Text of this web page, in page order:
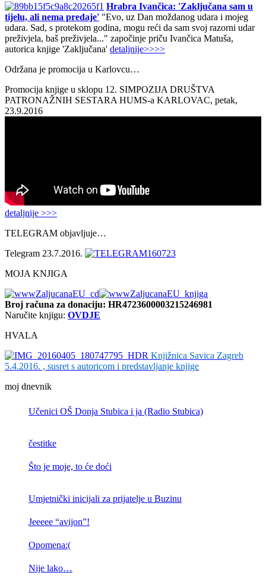
Hrabra Ivančica: 'Zaključana sam u
tijelu, ali nema predaje' "Evo, uz Dan moždanog udara i mojeg
udara. Sad, s protekom godina, mogu reći da sam svoj razorni udar
preživjela, baš preživjela..." započinje priču Ivančica Matuša,
autorica knjige 'Zaključana' detaljnije>>>>
Održana je promocija u Karlovcu…
Promocija knjige u sklopu 12. SIMPOZIJA DRUŠTVA
PATRONAŽNIH SESTARA HUMS-a KARLOVAC, petak,
23.9.2016
detaljnije >>>
TELEGRAM objavljuje…
Telegram 23.7.2016.
MOJA KNJIGA
Broj računa za donaciju: HR4723600003215246981
Naručite knjigu: OVDJE
HVALA
Knjižnica Savica Zagreb
5.4.2016. , susret s autoricom i predstavljanje knjige
moj dnevnik
Učenici OŠ Donja Stubica i ja (Radio Stubica)
čestitke
Što je moje, to će doći
Umjetnički inicijali za prijatelje u Buzinu
Jeeeee “avijon”!
Opomena:(
Nije lako…